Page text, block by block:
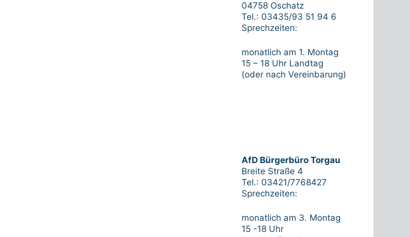
04758 Oschatz
Tel.: 03435/93 51 94 6
Sprechzeiten:
monatlich am 1. Montag
15 – 18 Uhr Landtag
(oder nach Vereinbarung)
AfD Bürgerbüro Torgau
Breite Straße 4
Tel.: 03421/7768427
Sprechzeiten:
monatlich am 3. Montag
15 -18 Uhr